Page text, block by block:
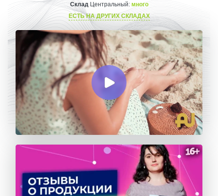
Склад Центральный: много
ЕСТЬ НА ДРУГИХ СКЛАДАХ